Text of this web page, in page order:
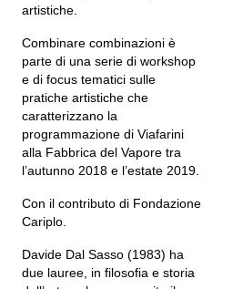
artistiche.
Combinare combinazioni è
parte di una serie di workshop
e di focus tematici sulle
pratiche artistiche che
caratterizzano la
programmazione di Viafarini
alla Fabbrica del Vapore tra
l’autunno 2018 e l’estate 2019.
Con il contributo di Fondazione
Cariplo.
Davide Dal Sasso (1983) ha
due lauree, in filosofia e storia